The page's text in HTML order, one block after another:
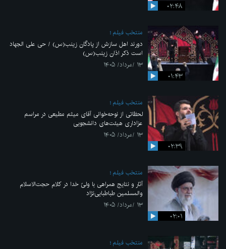
۰۲:۴۸
۰۱:۴۳
منتخب فیلم
دورند اهل سازش از پادگان زینب(س) / حی علی الجهاد
است ذکر اذان زینب(س)
۱۳ /مرداد/ ۱۴۰۵
۰۲:۳۹
منتخب فیلم
لحظاتی از نوحه‌خوانی آقای میثم مطیعی در مراسم
عزاداری هیئت‌های دانشجویی
۱۳ /مرداد/ ۱۴۰۵
۰۲:۰۱
منتخب فیلم
آثار و نتایج همراهی با ولیّ خدا در کلام حجت‌الاسلام
والمسلمین طباطبایی‌نژاد
۱۳ /مرداد/ ۱۴۰۵
منتخب فیلم